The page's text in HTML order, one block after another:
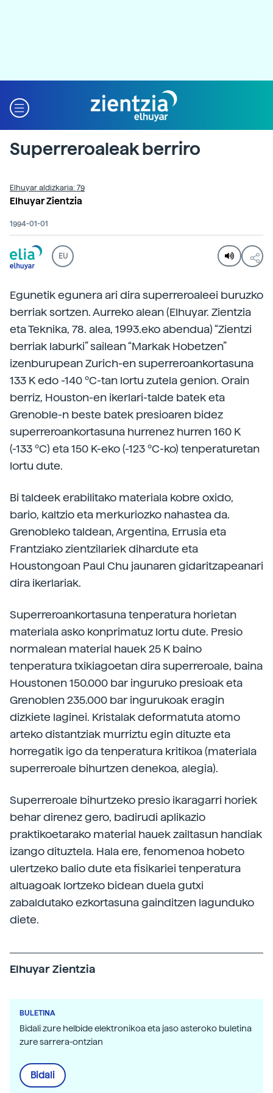
Superreroaleak berriro
Elhuyar aldizkaria: 79
Elhuyar Zientzia
1994-01-01
EU
Egunetik egunera ari dira superreroaleei buruzko
berriak sortzen. Aurreko alean (Elhuyar. Zientzia
eta Teknika, 78. alea, 1993.eko abendua) “Zientzi
berriak laburki” sailean “Markak Hobetzen”
izenburupean Zurich-en superreroankortasuna
133 K edo -140 ºC-tan lortu zutela genion. Orain
berriz, Houston-en ikerlari-talde batek eta
Grenoble-n beste batek presioaren bidez
superreroankortasuna hurrenez hurren 160 K
(-133 ºC) eta 150 K-eko (-123 ºC-ko) tenperaturetan
lortu dute.
Bi taldeek erabilitako materiala kobre oxido,
bario, kaltzio eta merkuriozko nahastea da.
Grenobleko taldean, Argentina, Errusia eta
Frantziako zientzilariek dihardute eta
Houstongoan Paul Chu jaunaren gidaritzapeanari
dira ikerlariak.
Superreroankortasuna tenperatura horietan
materiala asko konprimatuz lortu dute. Presio
normalean material hauek 25 K baino
tenperatura txikiagoetan dira superreroale, baina
Houstonen 150.000 bar inguruko presioak eta
Grenoblen 235.000 bar ingurukoak eragin
dizkiete laginei. Kristalak deformatuta atomo
arteko distantziak murriztu egin dituzte eta
horregatik igo da tenperatura kritikoa (materiala
superreroale bihurtzen denekoa, alegia).
Superreroale bihurtzeko presio ikaragarri horiek
behar direnez gero, badirudi aplikazio
praktikoetarako material hauek zailtasun handiak
izango dituztela. Hala ere, fenomenoa hobeto
ulertzeko balio dute eta fisikariei tenperatura
altuagoak lortzeko bidean duela gutxi
zabaldutako ezkortasuna gainditzen lagunduko
diete.
Elhuyar Zientzia
BULETINA
Bidali zure helbide elektronikoa eta jaso asteroko buletina
zure sarrera-ontzian
Bidali